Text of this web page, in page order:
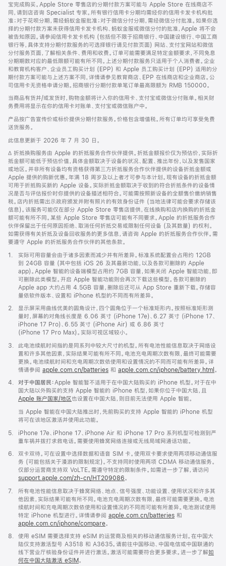
宝完成购买。Apple Store 零售店的分期付款方案可能与 Apple Store 在线商店不
同，请到店咨询 Specialist 专家。所有银行信用卡分期均需经你的信用卡发卡机构批
准；对于花呗分期，需经蚂蚁金服批准；对于微信分付分期，需经微信分付批准。如果你选
择的分期付款方案未获得信用卡发卡机构、蚂蚁金服或微信分付的批准，Apple 将不会
被告知原因。请参阅信用卡发卡机构 (包括但不限于招商银行、中国建设银行、中国工商
银行等，具体支持分期付款服务的可选择银行请见付款页面) 网站、支付宝网站和微信
分付服务页面，了解相关条件、费用和收费。订单可能需要满足特定金额要求，不同免息
分期期数对应的最低限额可能有所不同。上述分期付款服务只适用于个人消费者。企业
和教育机构客户、企业员工购买计划 (EPP) 和 Apple 员工购买计划 (EPP) 适用的分
期付款方案可能与上述方案不同，详情请参见教育商店、EPP 在线商店和企业商店。公
司信用卡无资格申请分期。招商银行分期付款单笔订单最高限额为 RMB 150000。
当商品有货并/或发货时，购物金额将计入你的信用卡、支付宝或微信分付账单。相关财
务费用将显示在你的信用卡对账单、支付宝或微信账户中。
产品按广告宣传价或标价提供分期付款服务。价格包含增值税。所有订单均可享受免费
送货服务。
此信息更新于 2026 年 7 月 30 日。
脚
注
∆ 折抵换购服务由 Apple 的折抵服务合作伙伴提供。折抵金额报价仅为预估价，实际折
抵金额可能低于预估价值，具体金额取决于设备的状况、配置、推出年份，以及发售国家
或地区。并非所有设备均有资格获得第三方折抵服务合作伙伴提供的设备折抵金额或
Apple 提供的购新优惠。年满 18 周岁及以上者才可参与本计划。现有设备的折抵金额
可用于折抵购买新的 Apple 设备。实际折抵金额取决于收到的符合折抵条件的设备情
况是否与评估报价时你提供的设备描述相符合。可能需按照新设备的全额售价缴纳销售
税。店内折抵需出示政府颁发并附有照片的有效身份证件 (当地法律可能会要求存储该
信息)。该服务可能仅在部分 Apple Store 零售店提供，在线换购和店内换购的折抵金
额可能有所不同。某些 Apple Store 零售店可能有不同要求。Apple 的折抵服务合作
伙伴保留出于任何原因拒绝、取消任何折抵交易或限制任何设备 (及其数量) 的权利。
如需获得有关折抵及设备回收服务的更多信息，请咨询 Apple 的折抵服务合作伙伴。需
要遵守 Apple 的折抵服务合作伙伴的其他条款。
脚
1.
实际可用容量会由于诸多因素而减少并有所差异。标准系统配置会占用约 12GB
到 24GB 容量 (其中包括 iOS 26 及其最新功能，以及各款可删除的 Apple
app)。Apple 智能的设备端模型占用约 7GB 容量，如果关闭 Apple 智能功能，即
可删除此类模型。开启 Apple 智能功能则会再次下载这些模型。各款可删除的
Apple app 大约占用 4.5GB 容量，删除后还可从 App Store 重新下载。存储容
量依软件版本、设置和 iPhone 机型的不同而有所差异。
脚
2.
显示屏采用曲线优美的圆角设计，四个圆角位于一个标准矩形内。按照标准矩形测
量时，屏幕的对角线长度是 6.06 英寸 (iPhone 17e)、6.27 英寸 (iPhone 17、
iPhone 17 Pro)、6.55 英寸 (iPhone Air) 或 6.86 英寸
(iPhone 17 Pro Max)。实际可视区域较小。
脚
3.
此电池续航时间指的是同系列中较大尺寸的机型。所有电池性能信息取决于网络设
置和许多其他因素，实际结果可能有所不同。电池充电周期次数有限，最终可能需要
更换。电池续航时间和充电周期次数依使用和设置情况的不同而可能有所差异。详
情请参阅 apple.com.cn/batteries 和 apple.com.cn/iphone/battery.html 。
脚
4. 对于中国居民：Apple 智能暂不适用于在中国大陆购买的 iPhone 机型。对于在中
国大陆以外购买的支持 Apple 智能的 iPhone 机型，如果你位于中国大陆，且
Apple 账户国家/地区也设置在中国大陆，则目前无法使用 Apple 智能。
当 Apple 智能在中国大陆推出时，先前购买的支持 Apple 智能的 iPhone 机型
将可在该地区激活并使用此功能。
脚
5.
iPhone 17e、iPhone 17、iPhone Air 和 iPhone 17 Pro 系列机型可检测到严
重车祸并拨打求救电话。需要使用蜂窝网络连接或无线局域网通话功能。
脚
6.
双卡双待。可在设置中选择数据和语音 SIM 卡。使用双卡要求使用两项移动通信服
务 (可能包括关于漫游的限制规定)。不支持同时使用两项 CDMA 移动通信服务。
仅部分运营商支持双 VoLTE。需遵守特定的限制条件。如需进一步了解，请访问
support.apple.com/zh-cn/HT209086。
脚
7.
所有电池性能信息取决于蜂窝网络、地点、信号强度、功能设置、使用状况和许多其
他因素，实际结果可能有所不同。电池充电周期次数有限，最终可能需要更换。电池
续航时间和充电周期次数依使用和设置情况的不同而可能有所差异。电池测试使用
特定 iPhone 机型进行。详情请参阅 apple.com.cn/batteries 和
apple.com.cn/iphone/compare。
脚
8.
使用 eSIM 需要选择支持 eSIM 的运营商及相关的移动通信服务计划。在中国大
陆仅支持激活型号 A3518 和 A3635。请前往中国移动、中国电信或中国联通的
线下营业厅核验身份证件并进行激活。激活可能需要符合更多要求。进一步了解如
何在中国大陆激活 eSIM。